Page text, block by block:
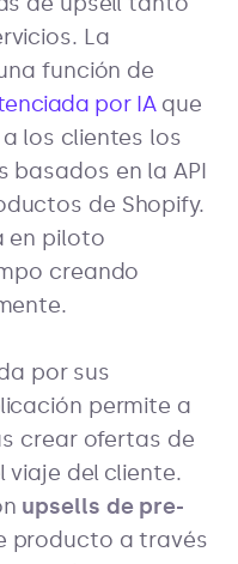
La
función de
por IAque
los clientes los
basados en la API
de Shopify.
en piloto
creando
por sus
permite a
crear ofertas de
viaje del cliente.
upsells de pre-
producto a través